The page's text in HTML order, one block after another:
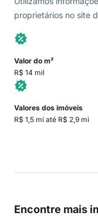
proprietários no site
Valor do m²
R$ 14 mil
Valores dos imóveis
R$ 1,5 mi até R$ 2,9 mi
Encontre mais